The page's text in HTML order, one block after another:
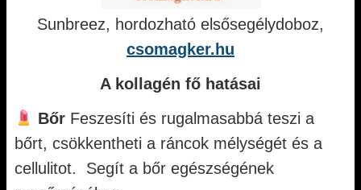
Sunbreez, hordozható elsősegélydoboz,
csomagker.hu
A kollagén fő hatásai
BőrFeszesíti és rugalmasabbá teszi a
bőrt, csökkentheti a ráncok mélységét és a
cellulitot. Segít a bőr egészségének